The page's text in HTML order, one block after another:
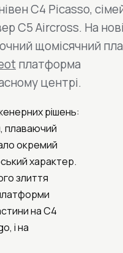
C4 Picasso,
C5 Aircross. На нові
щомісячний
платформа
центрі.
рішень:
плаваючий
окремий
характер.
злиття
на C4
і на